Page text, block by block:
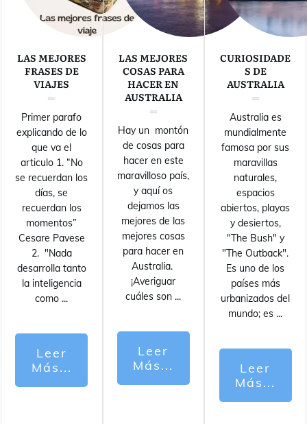
LAS MEJORES
FRASES DE
VIAJES
Primer parafo
explicando de lo
que va el
articulo 1. “No
se recuerdan los
días, se
recuerdan los
momentos”
Cesare Pavese
2. "Nada
desarrolla tanto
la inteligencia
como ...
Leer
Más...
LAS MEJORES
COSAS PARA
HACER EN
AUSTRALIA
Hay un montón
de cosas para
hacer en este
maravilloso país,
y aquí os
dejamos las
mejores de las
mejores cosas
para hacer en
Australia.
¡Averiguar
cuáles son ...
Leer
Más...
CURIOSIDADE
S DE
AUSTRALIA
Australia es
mundialmente
famosa por sus
maravillas
naturales,
espacios
abiertos, playas
y desiertos,
"The Bush" y
"The Outback".
Es uno de los
países más
urbanizados del
mundo; es ...
Leer
Más...